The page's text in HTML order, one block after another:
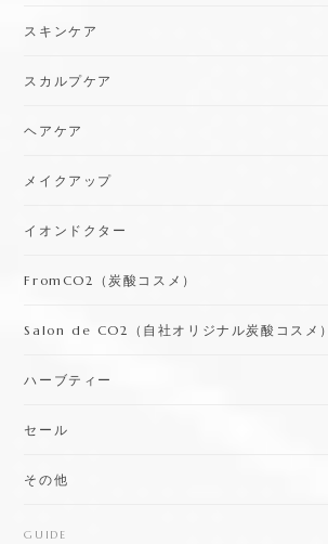
スキンケア
スカルプケア
ヘアケア
メイクアップ
イオンドクター
FromCO2（炭酸コスメ）
Salon de CO2（自社オリジナル炭酸コスメ）
ハーブティー
セール
その他
GUIDE